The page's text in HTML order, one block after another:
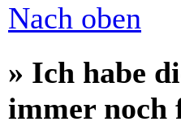
Nach oben
» Ich habe
immer noch